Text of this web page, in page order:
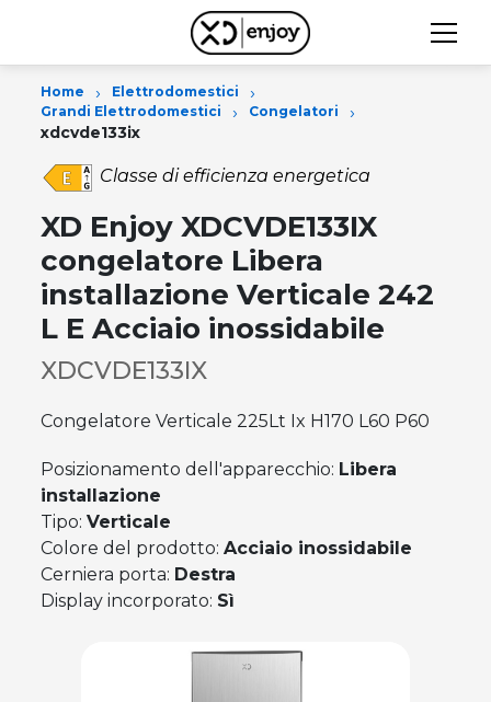
Home › Elettrodomestici ›
Grandi Elettrodomestici › Congelatori ›
xdcvde133ix
Classe di efficienza energetica
XD Enjoy XDCVDE133IX
congelatore Libera
installazione Verticale 242
L E Acciaio inossidabile
XDCVDE133IX
Congelatore Verticale 225Lt Ix H170 L60 P60
Posizionamento dell'apparecchio: Libera
installazione
Tipo:Verticale
Colore del prodotto:Acciaio inossidabile
Cerniera porta: Destra
Display incorporato: Sì